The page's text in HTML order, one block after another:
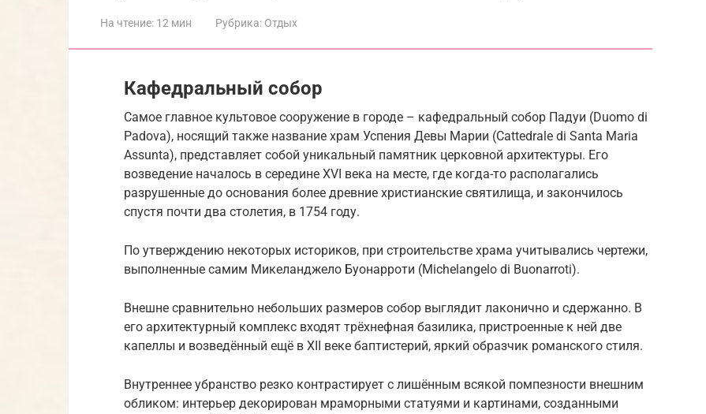
На чтение: 12 мин Рубрика: Отдых
Кафедральный собор
Самое главное культовое сооружение в городе – кафедральный собор Падуи (Duomo di
Padova), носящий также название храм Успения Девы Марии (Cattedrale di Santa Maria
Assunta), представляет собой уникальный памятник церковной архитектуры. Его
возведение началось в середине XVI века на месте, где когда-то располагались
разрушенные до основания более древние христианские святилища, и закончилось
спустя почти два столетия, в 1754 году.
По утверждению некоторых историков, при строительстве храма учитывались чертежи,
выполненные самим Микеланджело Буонарроти (Michelangelo di Buonarroti).
Внешне сравнительно небольших размеров собор выглядит лаконично и сдержанно. В
его архитектурный комплекс входят трёхнефная базилика, пристроенные к ней две
капеллы и возведённый ещё в XII веке баптистерий, яркий образчик романского стиля.
Внутреннее убранство резко контрастирует с лишённым всякой помпезности внешним
обликом: интерьер декорирован мраморными статуями и картинами, созданными